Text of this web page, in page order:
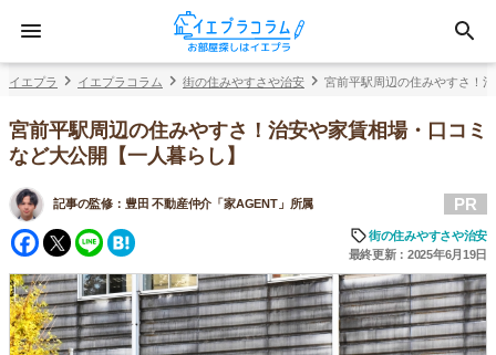
イエプラ イエプラコラム 街の住みやすさや治安 宮前平駅周辺の住みやすさ！
宮前平駅周辺の住みやすさ！治安や家賃相場・口コミ
など大公開【一人暮らし】
記事の監修： 豊田 不動産仲介「家AGENT」所属
Facebook
Twitter
Line
PR
街の住みやすさや治安
最終更新：2025年6月19日